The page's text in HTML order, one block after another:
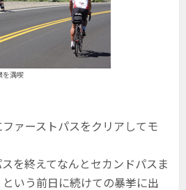
を満喫
ァーストパスをクリアしてモ
を終えてなんとセカンドパスま
いう前日に続けての暴挙に出